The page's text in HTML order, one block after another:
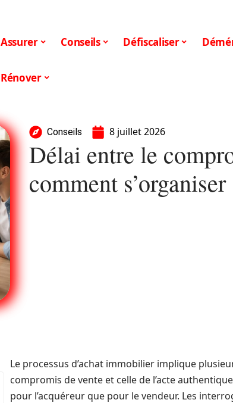
Assurer Conseils Défiscaliser
Rénover
Conseils 8 juillet 2026
Délai entre le
comment s’organiser
Le processus d’achat immobilier implique
compromis de vente et celle de l’acte
pour l’acquéreur que pour le vendeur. Les